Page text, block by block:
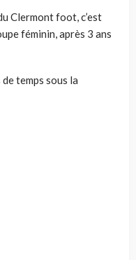
Clermont foot, c’est
féminin, après 3 ans
temps sous la